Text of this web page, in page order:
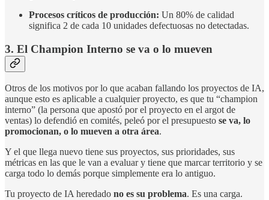
Procesos críticos de producción: Un 80% de calidad
significa 2 de cada 10 unidades defectuosas no detectadas.
3. El Champion Interno se va o lo mueven
Otros de los motivos por lo que acaban fallando los proyectos de IA,
aunque esto es aplicable a cualquier proyecto, es que tu “champion
interno” (la persona que apostó por el proyecto en el argot de
ventas) lo defendió en comités, peleó por el presupuesto se va, lo
promocionan, o lo mueven a otra área.
Y el que llega nuevo tiene sus proyectos, sus prioridades, sus
métricas en las que le van a evaluar y tiene que marcar territorio y se
carga todo lo demás porque simplemente era lo antiguo.
Tu proyecto de IA heredado no es su problema. Es una carga.